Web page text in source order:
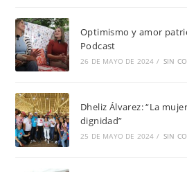
Optimismo y amor
Podcast
26 DE MAYO DE 2024 / SIN
Dheliz Álvarez: “La
dignidad”
25 DE MAYO DE 2024 / SIN